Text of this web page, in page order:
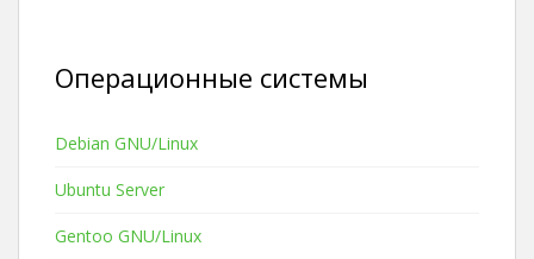
Операционные системы
Debian GNU/Linux
Ubuntu Server
Gentoo GNU/Linux